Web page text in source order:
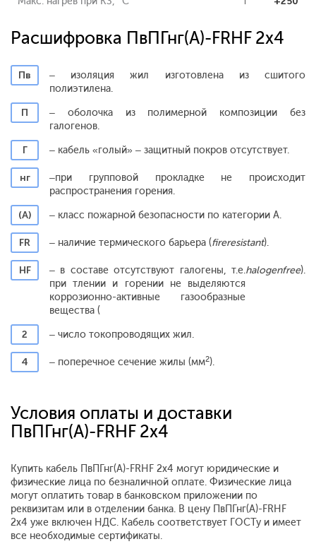
Расшифровка ПвПГнг(A)-FRHF 2x4
Пв
– изоляция жил изготовлена из сшитого
полиэтилена.
П
– оболочка из полимерной композиции без
галогенов.
Г
– кабель «голый» – защитный покров отсутствует.
нг
–при групповой прокладке не происходит
распространения горения.
(А)
– класс пожарной безопасности по категории А.
FR – наличие термического барьера (fireresistant).
HF
– в составе отсутствуют галогены, т.е.
при тлении и горении не выделяются
коррозионно-активные газообразные
вещества (
halogenfree).
2 – число токопроводящих жил.
4 – поперечное сечение жилы (мм2).
Условия оплаты и доставки
ПвПГнг(A)-FRHF 2x4
Купить кабель ПвПГнг(A)-FRHF 2x4 могут юридические и
физические лица по безналичной оплате. Физические лица
могут оплатить товар в банковском приложении по
реквизитам или в отделении банка. В цену ПвПГнг(A)-FRHF
2x4 уже включен НДС. Кабель соответствует ГОСТу и имеет
все необходимые сертификаты.